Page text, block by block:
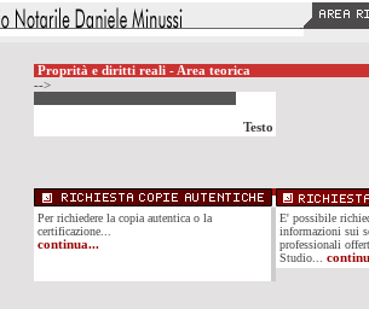
Proprità e diritti reali - Area teorica
-->
Testo
Per richiedere la copia autentica o la
certificazione...
continua...
E' possibile
informazioni sui
professionali
Studio...